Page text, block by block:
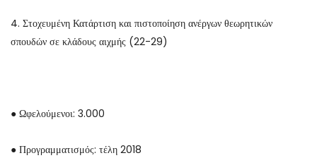
4. Στοχευμένη Κατάρτιση και πιστοποίηση ανέργων θεωρητικών
σπουδών σε κλάδους αιχμής (22-29)
● Ωφελούμενοι: 3.000
● Προγραμματισμός: τέλη 2018